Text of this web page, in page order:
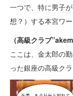
一つで、特に男子
想？）する本宮ワ
（高級クラブ
ここは、金太郎の
った銀座の高級クラ